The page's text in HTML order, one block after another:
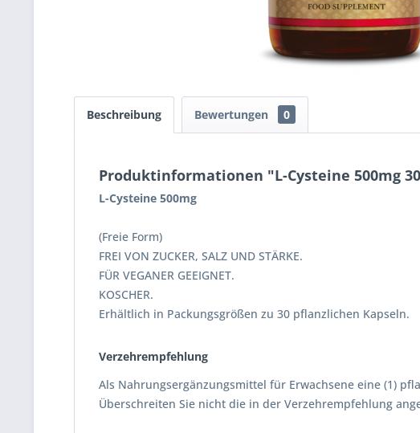
Beschreibung Bewertungen 0
Produktinformationen "L-Cysteine 500mg
L-Cysteine 500mg
(Freie Form)
FREI VON ZUCKER, SALZ UND STÄRKE.
FÜR VEGANER GEEIGNET.
KOSCHER.
Erhältlich in Packungsgrößen zu 30 pflanzlichen Kapseln.
Verzehrempfehlung
Als Nahrungsergänzungsmittel für Erwachsene eine (1)
Überschreiten Sie nicht die in der Verzehrempfehlung